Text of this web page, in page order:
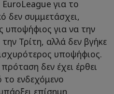
για το
δεν συμμετάσχει,
υποψήφιος για να την
Τρίτη, αλλά δεν βγήκε
υποψήφιος.
δεν έχει έρθει
το ενδεχόμενο
επίσημη